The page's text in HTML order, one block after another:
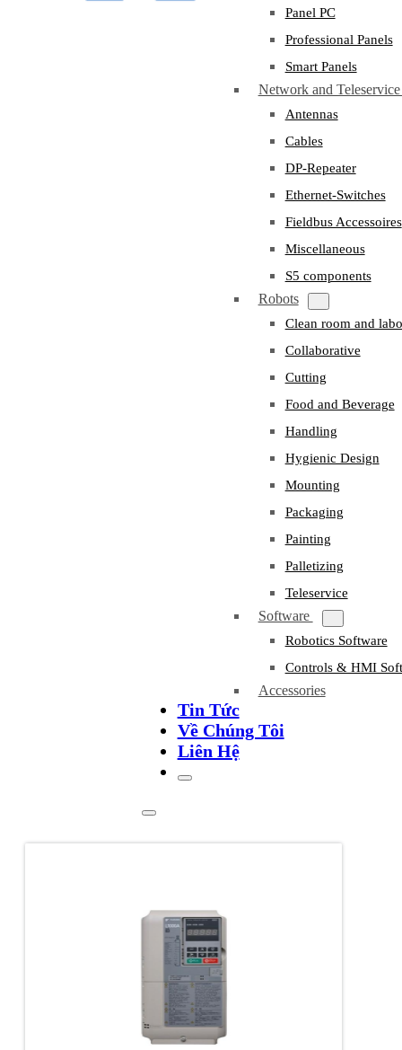
Panel PC
Professional Panels
Smart Panels
Network and
Antennas
Cables
DP-Repeater
Ethernet-Switches
Fieldbus Accessoires
Miscellaneous
S5 components
Robots
Clean room and
Collaborative
Cutting
Food and Beverage
Handling
Hygienic Design
Mounting
Packaging
Painting
Palletizing
Teleservice
Software
Robotics Software
Controls & HMI
Accessories
Tin Tức
Về Chúng Tôi
Liên Hệ